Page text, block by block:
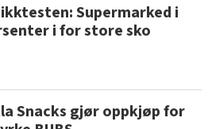
Supermarked i
i for store sko
Snacks gjør oppkjøp for